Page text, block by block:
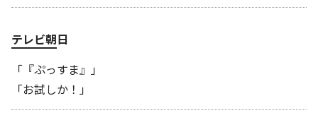
テレビ朝日
「『ぷっすま』」
「お試しか！」